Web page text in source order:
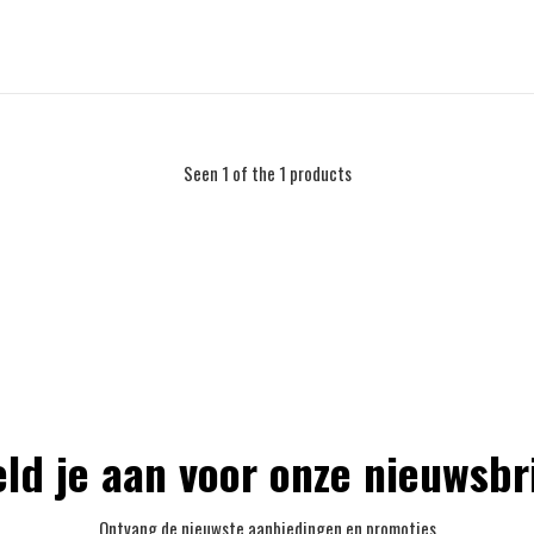
Seen 1 of the 1 products
je aan voor onze
Ontvang de nieuwste aanbiedingen en promoties